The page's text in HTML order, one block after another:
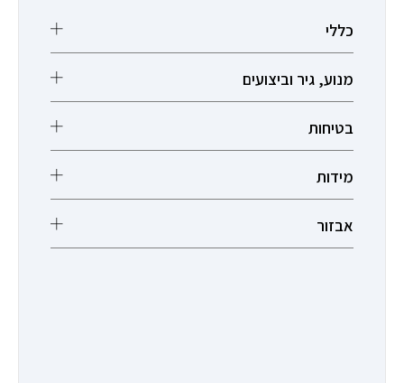
כללי
מנוע, גיר וביצועים
בטיחות
מידות
אבזור